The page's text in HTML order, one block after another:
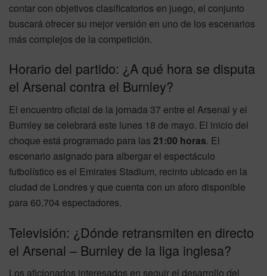
contar con objetivos clasificatorios en juego, el conjunto
buscará ofrecer su mejor versión en uno de los escenarios
más complejos de la competición.
Horario del partido: ¿A qué hora se disputa
el Arsenal contra el Burnley?
El encuentro oficial de la jornada 37 entre el Arsenal y el
Burnley se celebrará este lunes 18 de mayo. El inicio del
choque está programado para las 21:00 horas. El
escenario asignado para albergar el espectáculo
futbolístico es el Emirates Stadium, recinto ubicado en la
ciudad de Londres y que cuenta con un aforo disponible
para 60.704 espectadores.
Televisión: ¿Dónde retransmiten en directo
el Arsenal – Burnley de la liga inglesa?
Los aficionados interesados en seguir el desarrollo del